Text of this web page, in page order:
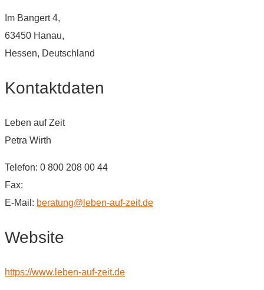
Im Bangert 4,
63450 Hanau,
Hessen, Deutschland
Kontaktdaten
Leben auf Zeit
Petra Wirth
Telefon: 0 800 208 00 44
Fax:
E-Mail: beratung@leben-auf-zeit.de
Website
https://www.leben-auf-zeit.de